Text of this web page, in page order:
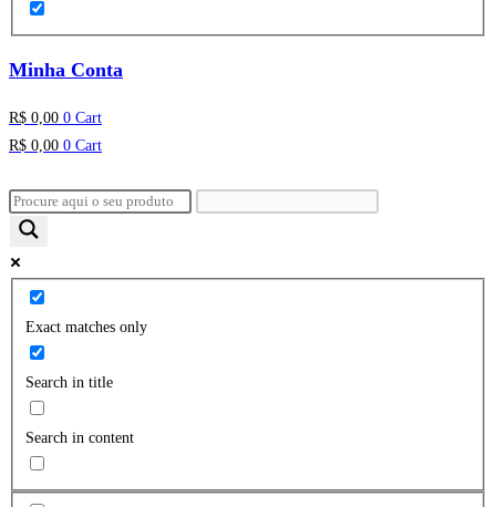
Minha Conta
R$ 0,00 0 Cart
R$ 0,00 0 Cart
Exact matches only
Search in title
Search in content